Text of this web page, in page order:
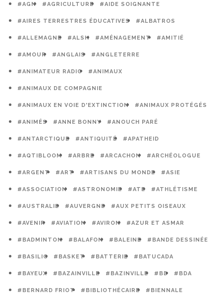
#AGN #AGRICULTURE #AIDE SOIGNANTE
#AIRES TERRESTRES ÉDUCATIVES #ALBATROS
#ALLEMAGNE #ALSH #AMÉNAGEMENT #AMITIÉ
#AMOUR #ANGLAIS #ANGLETERRE
#ANIMATEUR RADIO #ANIMAUX
#ANIMAUX DE COMPAGNIE
#ANIMAUX EN VOIE D'EXTINCTION #ANIMAUX PROTÉGÉS
#ANIMÉS #ANNE BONNY #ANOUCH PARÉ
#ANTARCTIQUE #ANTIQUITÉ #APATHEID
#AQTIBLOOM #ARBRE #ARCACHON #ARCHÉOLOGUE
#ARGENT #ART #ARTISANS DU MONDE #ASIE
#ASSOCIATION #ASTRONOMIE #ATE #ATHLÉTISME
#AUSTRALIE #AUVERGNE #AUX PETITS OISEAUX
#AVENIR #AVIATION #AVIRON #AZUR ET ASMAR
#BADMINTON #BALAFON #BALEINE #BANDE DESSINÉE
#BASILIC #BASKET #BATTERIE #BATUCADA
#BAYEUX #BAZAINVILLE #BAZINVILLE #BD #BDA
#BERNARD FRIOT #BIBLIOTHÉCAIRE #BIENNALE